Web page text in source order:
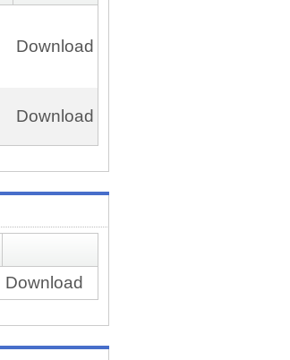
Download
Download
Download